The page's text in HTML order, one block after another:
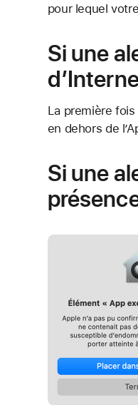
pour lequel
Si une
La première
en dehors de
Si une